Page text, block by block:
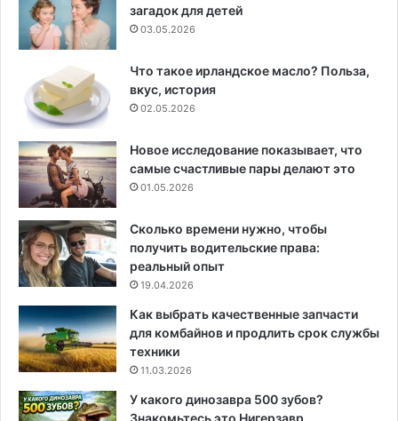
загадок для детей
03.05.2026
Что такое ирландское масло? Польза,
вкус, история
02.05.2026
Новое исследование показывает, что
самые счастливые пары делают это
01.05.2026
Сколько времени нужно, чтобы
получить водительские права:
реальный опыт
19.04.2026
Как выбрать качественные запчасти
для комбайнов и продлить срок службы
техники
11.03.2026
У какого динозавра 500 зубов?
Знакомьтесь это Нигерзавр